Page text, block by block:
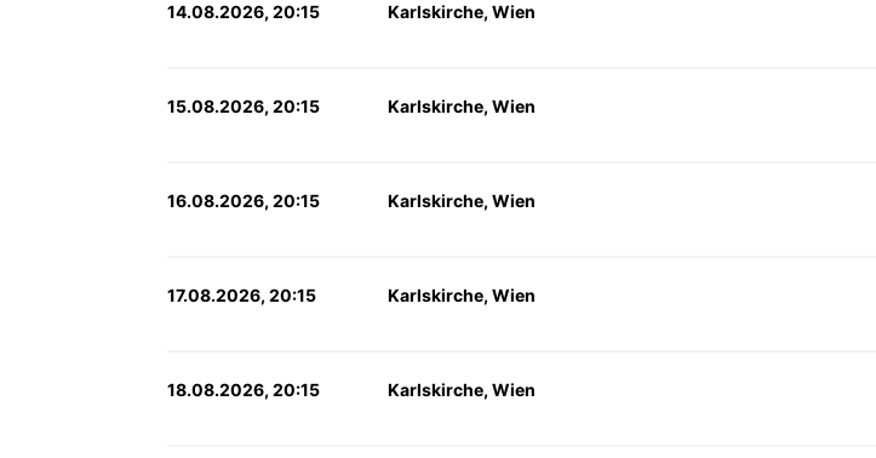
14.08.2026, 20:15 Karlskirche, Wien
15.08.2026, 20:15 Karlskirche, Wien
16.08.2026, 20:15 Karlskirche, Wien
17.08.2026, 20:15 Karlskirche, Wien
18.08.2026, 20:15 Karlskirche, Wien